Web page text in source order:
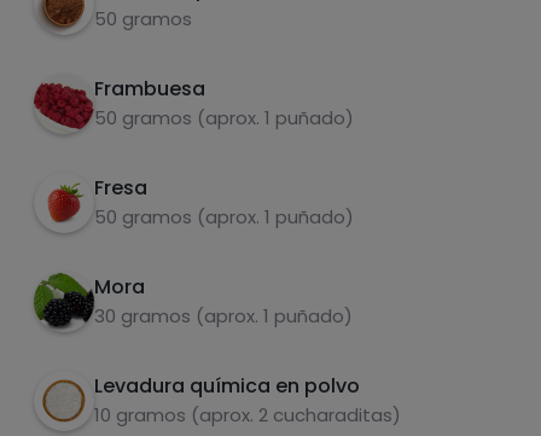
50 gramos
Frambuesa
50 gramos (aprox. 1 puñado)
Fresa
50 gramos (aprox. 1 puñado)
Mora
30 gramos (aprox. 1 puñado)
Levadura química en polvo
10 gramos (aprox. 2 cucharaditas)
Hazte PLUS para ver la información nutricional
Pásate al PLUS